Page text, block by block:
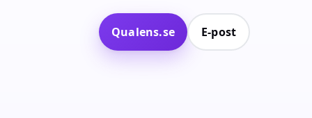
Qualens.se E‑post